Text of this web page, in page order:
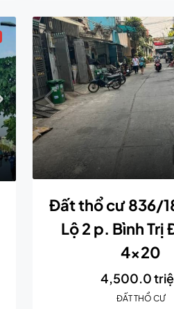
Đất thổ cư 836/
Lộ 2 p. Bình Trị
4×20
4,500.0
ĐẤT THỔ CƯ